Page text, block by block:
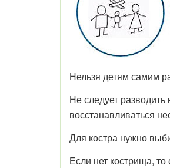
Нельзя детям самим
Не следует разводить
восстанавливаться
Для костра нужно
Если нет кострища,